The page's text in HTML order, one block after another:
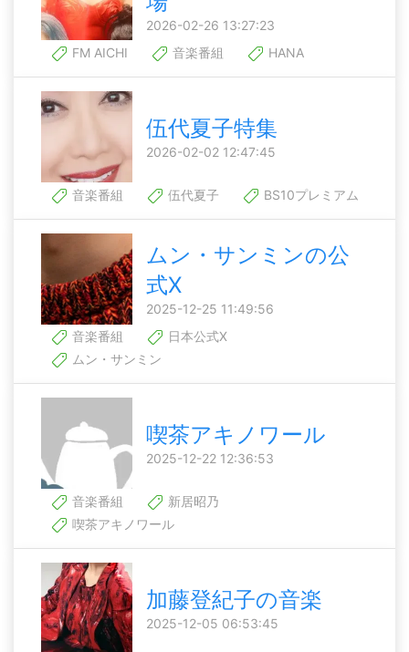
2026-02-26 13:27:23
FM AICHI
音楽番組 HANA
伍代夏子特集
2026-02-02 12:47:45
音楽番組 伍代夏子 BS10プレミアム
ムン・サンミンの公
式X
2025-12-25 11:49:56
音楽番組
日本公式X
ムン・サンミン
喫茶アキノワール
2025-12-22 12:36:53
音楽番組
新居昭乃
喫茶アキノワール
加藤登紀子の音楽
2025-12-05 06:53:45